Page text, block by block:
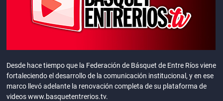
Desde hace tiempo que la Federación de Básquet de Entre Ríos viene
fortaleciendo el desarrollo de la comunicación institucional, y en ese
marco llevó adelante la renovación completa de su plataforma de
videos www.basquetentrerios.tv.